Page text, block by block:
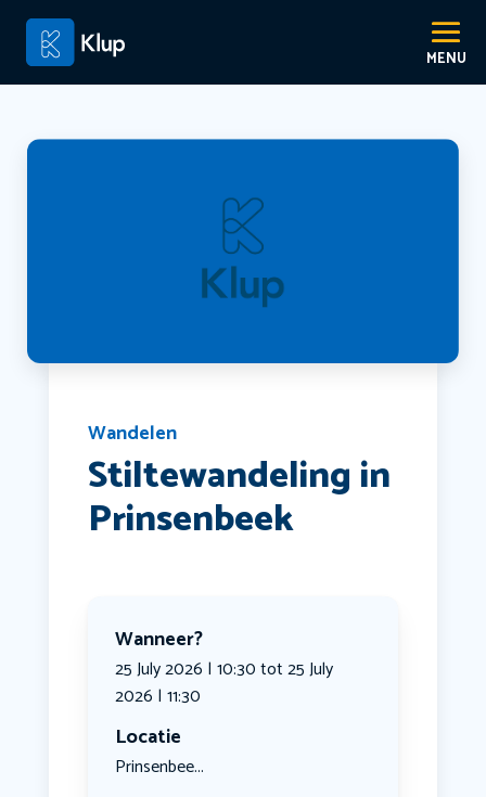
Wandelen
Stiltewandeling in
Prinsenbeek
Wanneer?
25 July 2026 | 10:30 tot 25 July
2026 | 11:30
Locatie
Prinsenbee...